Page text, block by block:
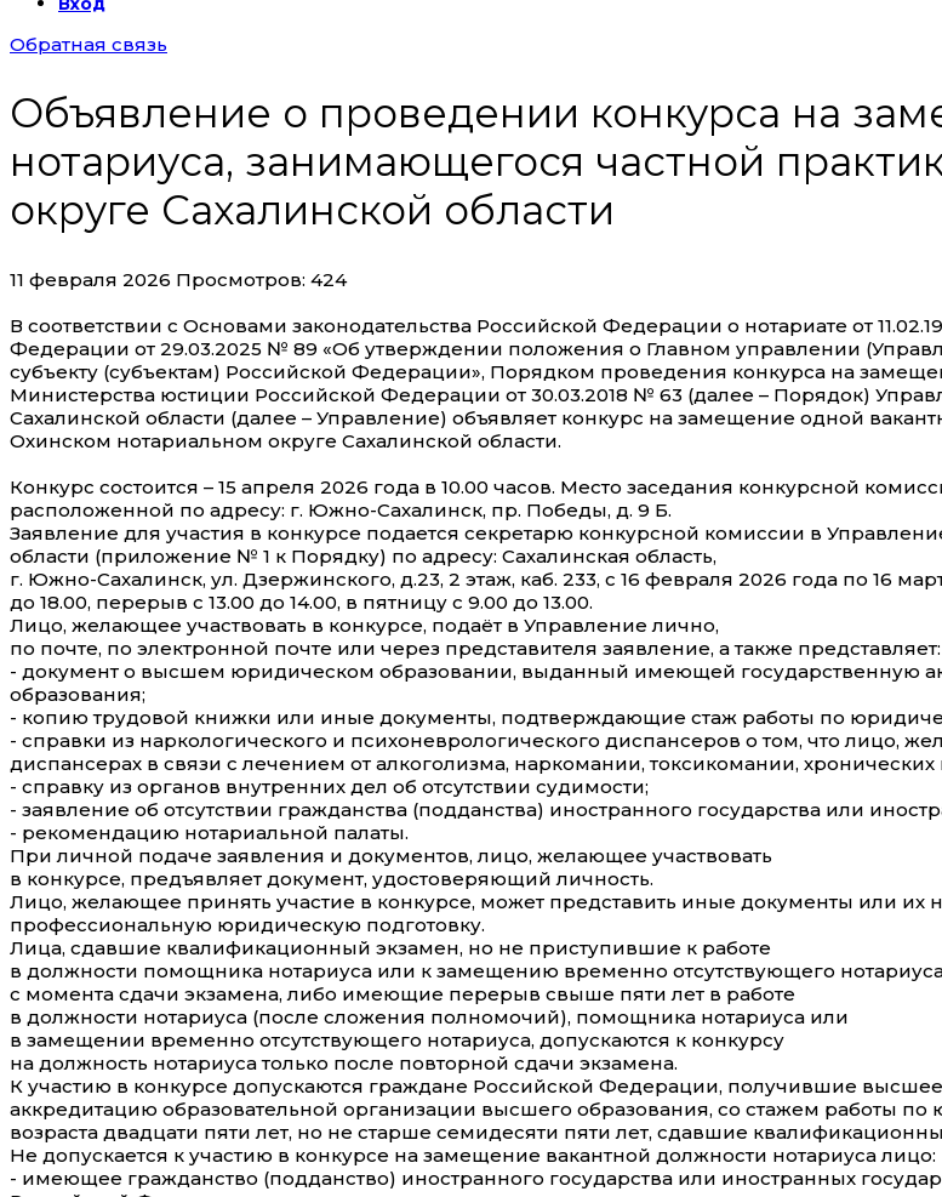
Обратная связь
Объявление о проведении конкурса на
нотариуса, занимающегося частной
округе Сахалинской области
11 февраля 2026 Просмотров: 424
В соответствии с Основами законодательства Российской Федерации о нотариате от
Федерации от 29.03.2025 № 89 «Об утверждении положения о Главном управлении
субъекту (субъектам) Российской Федерации», Порядком проведения конкурса на
Министерства юстиции Российской Федерации от 30.03.2018 № 63 (далее – Порядок)
Сахалинской области (далее – Управление) объявляет конкурс на замещение одной
Охинском нотариальном округе Сахалинской области.
Конкурс состоится – 15 апреля 2026 года в 10.00 часов. Место заседания конкурсной
расположенной по адресу: г. Южно-Сахалинск, пр. Победы, д. 9 Б.
Заявление для участия в конкурсе подается секретарю конкурсной комиссии в
области (приложение № 1 к Порядку) по адресу: Сахалинская область,
г. Южно-Сахалинск, ул. Дзержинского, д.23, 2 этаж, каб. 233, с 16 февраля 2026 года по 16
до 18.00, перерыв с 13.00 до 14.00, в пятницу с 9.00 до 13.00.
Лицо, желающее участвовать в конкурсе, подаёт в Управление лично,
по почте, по электронной почте или через представителя заявление, а также представляет:
- документ о высшем юридическом образовании, выданный имеющей государственную
образования;
- копию трудовой книжки или иные документы, подтверждающие стаж работы по
- справки из наркологического и психоневрологического диспансеров о том, что лицо,
диспансерах в связи с лечением от алкоголизма, наркомании, токсикомании, хронических
- справку из органов внутренних дел об отсутствии судимости;
- заявление об отсутствии гражданства (подданства) иностранного государства или
- рекомендацию нотариальной палаты.
При личной подаче заявления и документов, лицо, желающее участвовать
в конкурсе, предъявляет документ, удостоверяющий личность.
Лицо, желающее принять участие в конкурсе, может представить иные документы или их
профессиональную юридическую подготовку.
Лица, сдавшие квалификационный экзамен, но не приступившие к работе
в должности помощника нотариуса или к замещению временно отсутствующего
с момента сдачи экзамена, либо имеющие перерыв свыше пяти лет в работе
в должности нотариуса (после сложения полномочий), помощника нотариуса или
в замещении временно отсутствующего нотариуса, допускаются к конкурсу
на должность нотариуса только после повторной сдачи экзамена.
К участию в конкурсе допускаются граждане Российской Федерации, получившие
аккредитацию образовательной организации высшего образования, со стажем работы
возраста двадцати пяти лет, но не старше семидесяти пяти лет, сдавшие
Не допускается к участию в конкурсе на замещение вакантной должности нотариуса лицо:
- имеющее гражданство (подданство) иностранного государства или иностранных